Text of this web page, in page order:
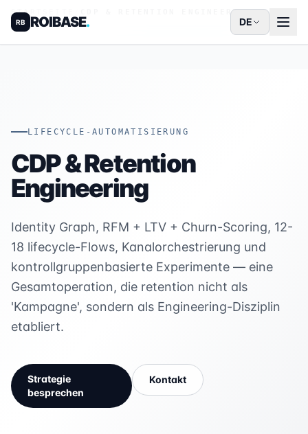
RB ROIBASE. DE
STARTSEITE CDP & RETENTION ENGINEERING
LIFECYCLE-AUTOMATISIERUNG
CDP & Retention
Engineering
Identity Graph, RFM + LTV + Churn-Scoring, 12-
18 lifecycle-Flows, Kanalorchestrierung und
kontrollgruppenbasierte Experimente — eine
Gesamtoperation, die retention nicht als
'Kampagne', sondern als Engineering-Disziplin
etabliert.
Strategie
besprechen
Kontakt